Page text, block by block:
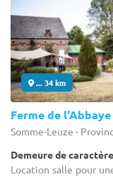
... 34 km
Ferme de
Somme-Leuze -
Demeure de
Location salle pour